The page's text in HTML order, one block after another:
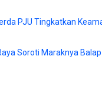
PJU Tingkatkan
Soroti Maraknya